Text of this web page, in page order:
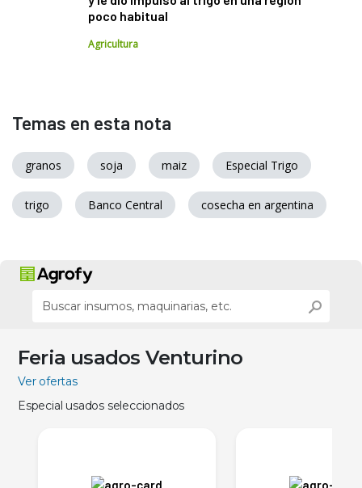
poco habitual
Agricultura
Temas en esta nota
granos soja maiz Especial Trigo
trigo Banco Central cosecha en argentina
Feria usados Venturino
Ver ofertas
Especial usados seleccionados